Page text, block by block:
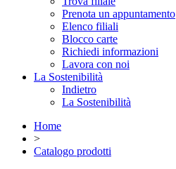
Prenota un appuntamento
Elenco filiali
Blocco carte
Richiedi informazioni
Lavora con noi
La Sostenibilità
Indietro
La Sostenibilità
Home
>
Catalogo prodotti